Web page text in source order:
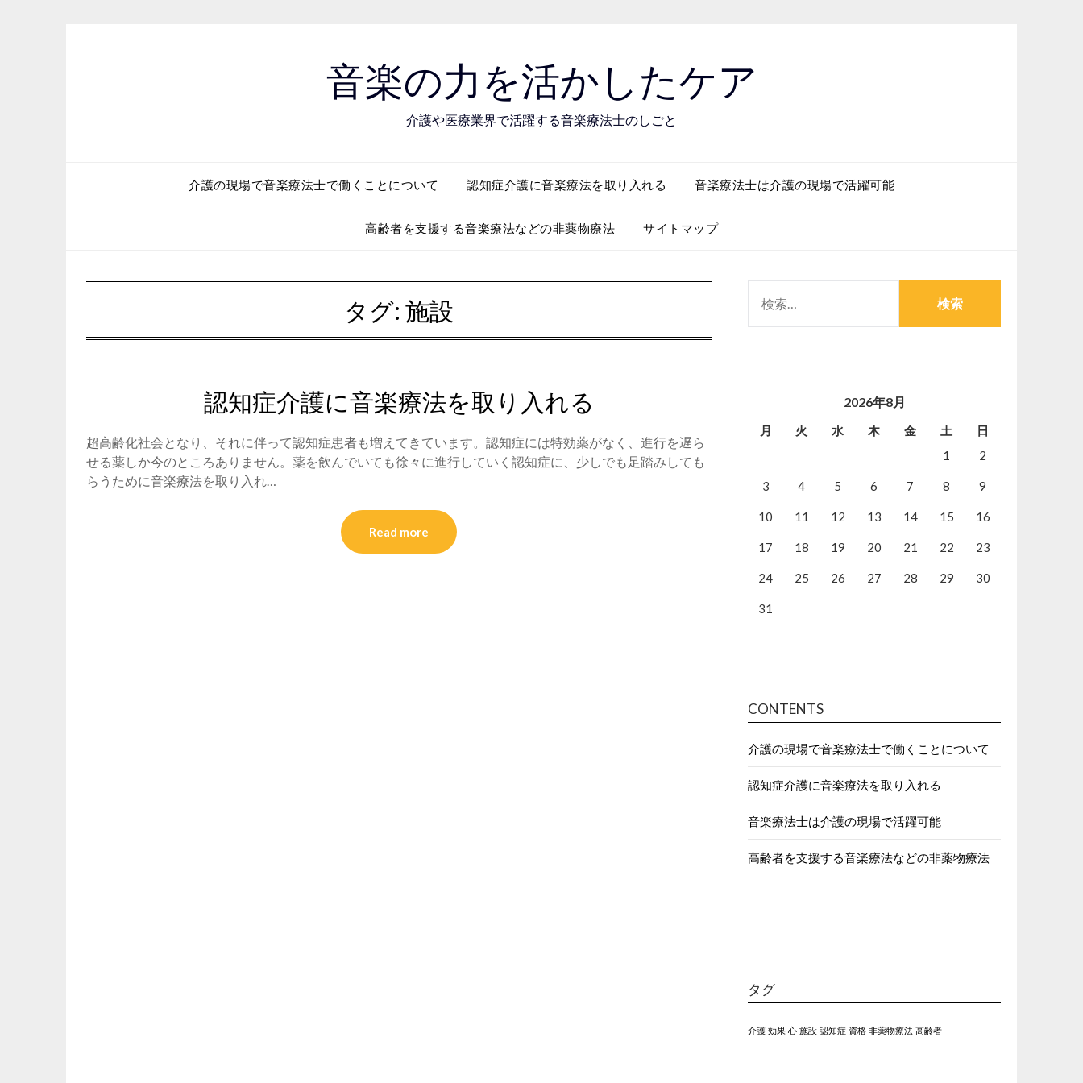
音楽の力を活かしたケア
介護や医療業界で活躍する音楽療法士のしごと
介護の現場で音楽療法士で働くことについて 認知症介護に音楽療法を取り入れる 音楽療法士は介護の現場で活躍可能
高齢者を支援する音楽療法などの非薬物療法 サイトマップ
タグ: 施設
認知症介護に音楽療法を取り入れる
超高齢化社会となり、それに伴って認知症患者も増えてきています。認知症には特効薬がなく、進行を遅ら
せる薬しか今のところありません。薬を飲んでいても徐々に進行していく認知症に、少しでも足踏みしても
らうために音楽療法を取り入れ…
Read more
索:
2026年8月
月 火 水 木 金 土
日
1
2
3 4 5 6 7 8 9
10 11 12 13 14 15 16
17 18 19 20 21 22 23
24 25 26 27 28 29 30
31
CONTENTS
介護の現場で音楽療法士で働くことについて
認知症介護に音楽療法を取り入れる
音楽療法士は介護の現場で活躍可能
高齢者を支援する音楽療法などの非薬物療法
タグ
介護 効果 心 施設 認知症 資格 非薬物療法 高齢者